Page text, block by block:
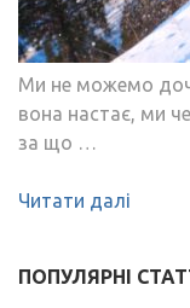
Ми не можемо
вона настає, ми
за що …
Читати далі
ПОПУЛЯРНІ